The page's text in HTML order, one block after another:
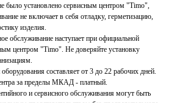
было установлено сервисным центром "Timo",
не включает в себя отладку, герметизацию,
изделия.
обслуживание наступает при официальной
центром "Timo". Не доверяйте установку
составляет от 3 до 22 рабочих дней.
за пределы МКАД - платный.
и сервисного обслуживания могут быть